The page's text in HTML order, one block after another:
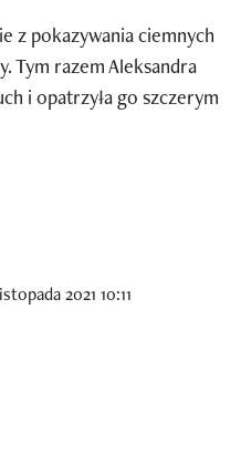
z pokazywania ciemnych
Tym razem Aleksandra
i opatrzyła go szczerym
2021 10:11